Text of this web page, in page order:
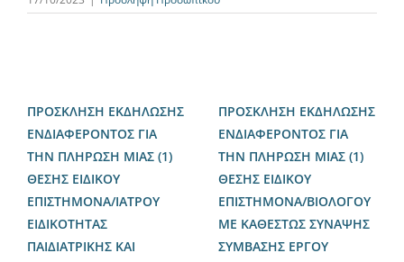
ΠΡΟΣΚΛΗΣΗ ΕΚΔΗΛΩΣΗΣ
ΕΝΔΙΑΦΕΡΟΝΤΟΣ ΓΙΑ
ΤΗΝ ΠΛΗΡΩΣΗ ΜΙΑΣ (1)
ΘΕΣΗΣ ΕΙΔΙΚΟΥ
ΕΠΙΣΤΗΜΟΝΑ/ΙΑΤΡΟΥ
ΕΙΔΙΚΟΤΗΤΑΣ
ΠΑΙΔΙΑΤΡΙΚΗΣ ΚΑΙ
ΠΡΟΣΚΛΗΣΗ ΕΚΔΗΛΩΣΗΣ
ΕΝΔΙΑΦΕΡΟΝΤΟΣ ΓΙΑ
ΤΗΝ ΠΛΗΡΩΣΗ ΜΙΑΣ (1)
ΘΕΣΗΣ ΕΙΔΙΚΟΥ
ΕΠΙΣΤΗΜΟΝΑ/ΒΙΟΛΟΓΟΥ
ME ΚΑΘΕΣΤΩΣ ΣΥΝΑΨΗΣ
ΣΥΜΒΑΣΗΣ ΕΡΓΟΥ